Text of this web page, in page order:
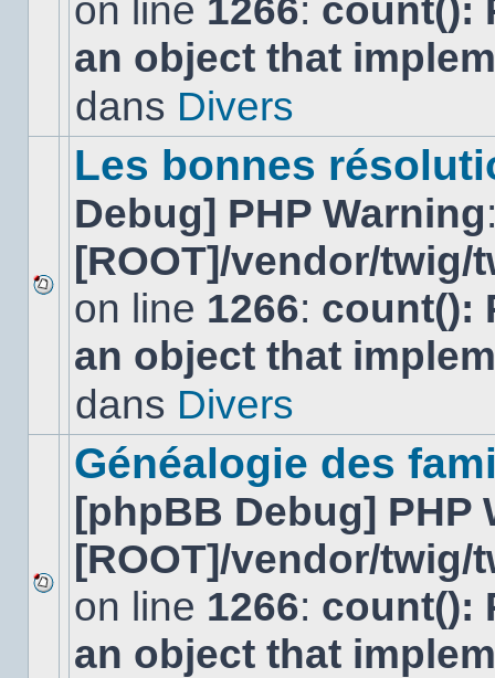
Aucun
nouveau
message
non-
dans
on line 1266: count():
an object that
dans Divers
Aucun
nouveau
message
non-
dans
Les bonnes
Debug] PHP Warning
[ROOT]/vendor/
on line 1266: count():
an object that
dans Divers
Aucun
nouveau
message
non-
Généalogie des
[phpBB Debug] PHP
[ROOT]/vendor/
on line 1266: count():
an object that